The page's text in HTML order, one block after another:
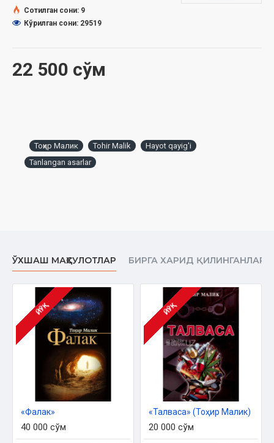
22 500 сўм
Сотилган сони: 9
Кўрилган сони: 29519
Тоҳир Малик Tohir Malik
Hayot qayig'i
Tanlangan asarlar
ЎХШАШ МАҲСУЛОТЛАР БИРГА ХАРИД ҚИЛИНГАНЛАР
ЙЎҚ
«Фалак»
40 000 сўм
ЙЎҚ
«Талваса» (Тоҳир Малик)
20 000 сўм